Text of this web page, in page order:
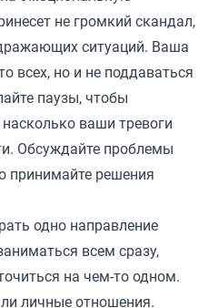
не громкий скандал,
ситуаций. Ваша
всех, но и не поддаваться
паузы, чтобы
ваши тревоги
Обсуждайте проблемы
принимайте решения
одно направление
всем сразу,
на чем-то одном.
личные отношения.